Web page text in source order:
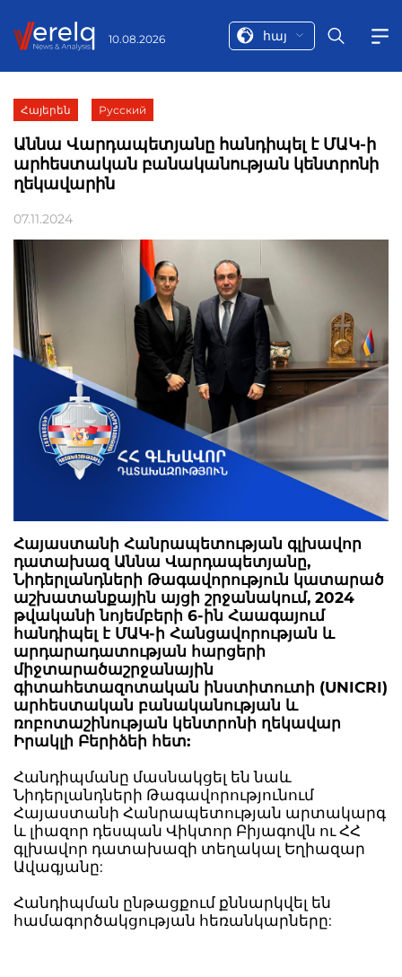
10.08.2026 հայ
Հայերեն Русский
Աննա Վարդապետյանը հանդիպել է ՄԱԿ-ի
արհեստական բանականության կենտրոնի
ղեկավարին
07.11.2024
Հայաստանի Հանրապետության գլխավոր
դատախազ Աննա Վարդապետյանը,
Նիդերլանդների Թագավորություն կատարած
աշխատանքային այցի շրջանակում, 2024
թվականի նոյեմբերի 6-ին Հաագայում
հանդիպել է ՄԱԿ-ի Հանցավորության և
արդարադատության հարցերի
միջտարածաշրջանային
գիտահետազոտական ինստիտուտի (UNICRI)
արհեստական բանականության և
ռոբոտաշինության կենտրոնի ղեկավար
Իրակլի Բերիձեի հետ:
Հանդիպմանը մասնակցել են նաև
Նիդերլանդների Թագավորությունում
Հայաստանի Հանրապետության արտակարգ
և լիազոր դեսպան Վիկտոր Բիյագովն ու ՀՀ
գլխավոր դատախազի տեղակալ Եղիազար
Ավագյանը:
Հանդիպման ընթացքում քննարկվել են
համագործակցության հեռանկարները: